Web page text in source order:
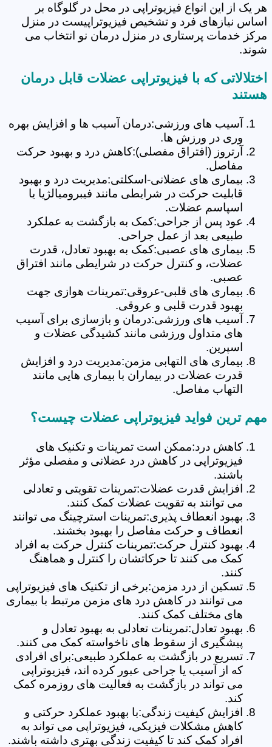
هر یک از این انواع فیزیوتراپی در محل در گلوگاه بر
اساس نیازهای فرد و تشخیص فیزیوتراپیست در منزل
مرکز خدمات پرستاری در منزل درمان نو انتخاب می
شوند.
اختلالاتی که با فیزیوتراپی عضلات قابل درمان
هستند
آسیب های ورزشی:درمان آسیب ها و افزایش بهره
وری در ورزش ها.
آرتروز (افتراق مفصلی):کاهش درد و بهبود حرکت
مفاصل.
بیماری های عضلانی-اسکلتی:مدیریت درد و بهبود
قابلیت حرکت در شرایطی مانند فیبرومیالژیا یا
اسپاسم عضلات.
عود پس از جراحی:کمک به بازگشت به عملکرد
طبیعی بعد از عمل جراحی.
بیماری های عصبی:کمک به بهبود تعادل، قدرت
عضلات، و کنترل حرکت در شرایطی مانند افتراق
عصبی.
بیماری های قلبی-عروقی:تمرینات هوازی جهت
بهبود قدرت قلبی و عروقی.
آسیب های ورزشی:درمان و بازسازی برای آسیب
های متداول ورزشی مانند کشیدگی عضلات و
اسپرین.
بیماری های التهابی مزمن:مدیریت درد و افزایش
قدرت عضلات در بیماران با بیماری هایی مانند
التهاب مفاصل.
مهم ترین فواید فیزیوتراپی عضلات چیست؟
کاهش درد:ممکن است تمرینات و تکنیک های
فیزیوتراپی در کاهش درد عضلانی و مفصلی مؤثر
باشند.
افزایش قدرت عضلات:تمرینات تقویتی و تعادلی
می توانند به تقویت عضلات کمک کنند.
بهبود انعطاف پذیری:تمرینات استرچینگ می توانند
انعطاف و حرکت مفاصل را بهبود بخشند.
بهبود کنترل حرکت:تمرینات کنترل حرکت به افراد
کمک می کنند تا حرکاتشان را کنترل و هماهنگ
کنند.
تسکین از درد مزمن:برخی از تکنیک های فیزیوتراپی
می توانند در کاهش درد های مزمن مرتبط با بیماری
های مختلف کمک کنند.
بهبود تعادل:تمرینات تعادلی به بهبود تعادل و
پیشگیری از سقوط های ناخواسته کمک می کنند.
تسریع در بازگشت به عملکرد طبیعی:برای افرادی
که از آسیب یا جراحی عبور کرده اند، فیزیوتراپی
می تواند در بازگشت به فعالیت های روزمره کمک
کند.
افزایش کیفیت زندگی:با بهبود عملکرد حرکتی و
کاهش مشکلات فیزیکی، فیزیوتراپی می تواند به
افراد کمک کند تا کیفیت زندگی بهتری داشته باشند.